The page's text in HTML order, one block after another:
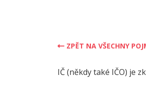
ZPĚT NA VŠECHNY
IČ (někdy také IČO) je